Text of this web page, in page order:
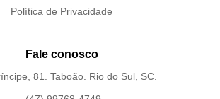
Política de Privacidade
Fale conosco
81. Taboão. Rio do Sul, SC.